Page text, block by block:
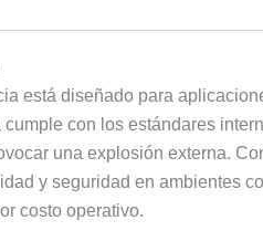
está diseñado para
con los estándares
una explosión externa.
y seguridad en ambientes
costo operativo.